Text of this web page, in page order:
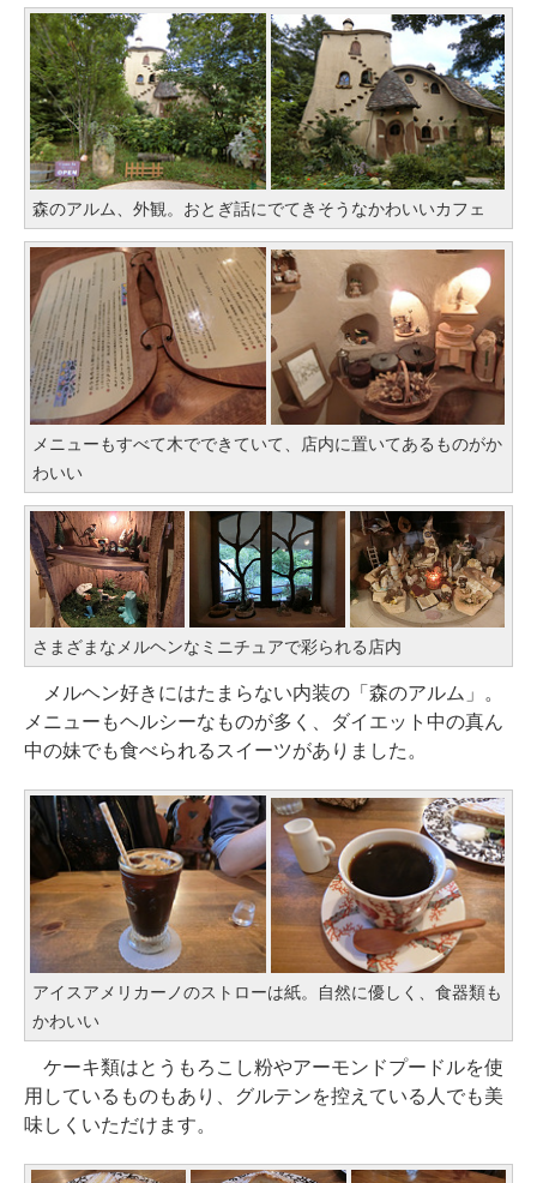
森のアルム、外観。おとぎ話にでてきそうなかわいいカフェ
メニューもすべて木でできていて、店内に置いてあるものがか
わいい
さまざまなメルヘンなミニチュアで彩られる店内
メルヘン好きにはたまらない内装の「森のアルム」。
メニューもヘルシーなものが多く、ダイエット中の真ん
中の妹でも食べられるスイーツがありました。
アイスアメリカーノのストローは紙。自然に優しく、食器類も
かわいい
ケーキ類はとうもろこし粉やアーモンドプードルを使
用しているものもあり、グルテンを控えている人でも美
味しくいただけます。